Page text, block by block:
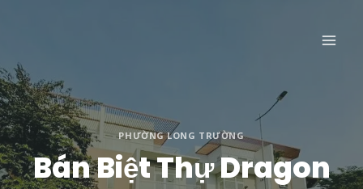
PHƯỜNG LONG TRƯỜNG
Bán Biệt Thự Dragon